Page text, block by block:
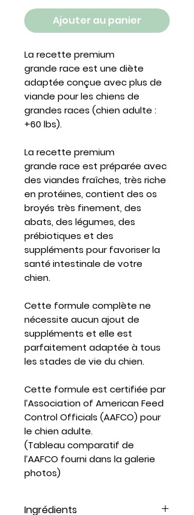
Ajouter au panier
La recette premium
grande race est une diète
adaptée conçue avec plus de
viande pour les chiens de
grandes races (chien adulte :
+60 lbs).
La recette premium
grande race est préparée avec
des viandes fraîches, très riche
en protéines, contient des os
broyés très finement, des
abats, des légumes, des
prébiotiques et des
suppléments pour favoriser la
santé intestinale de votre
chien.
Cette formule complète ne
nécessite aucun ajout de
suppléments et elle est
parfaitement adaptée à tous
les stades de vie du chien.
Cette formule est certifiée par
l’Association of American Feed
Control Officials (AAFCO) pour
le chien adulte.
(Tableau comparatif de
l’AAFCO fourni dans la galerie
photos)
Ingrédients